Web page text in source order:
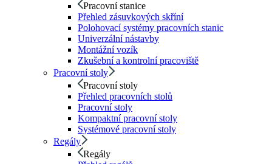
Pracovní stanice
Přehled zásuvkových skříní
Polohovací systémy pracovních stanic
Univerzální nástavby
Montážní vozík
Zkušební a kontrolní pracoviště
Pracovní stoly
Pracovní stoly
Přehled pracovních stolů
Pracovní stoly
Kompaktní pracovní stoly
Systémové pracovní stoly
Regály
Regály